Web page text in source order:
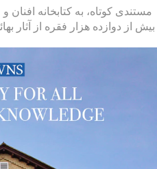
مستندی کوتاه، به کتابخانه
بیش از دوازده هزار فقره از آثار